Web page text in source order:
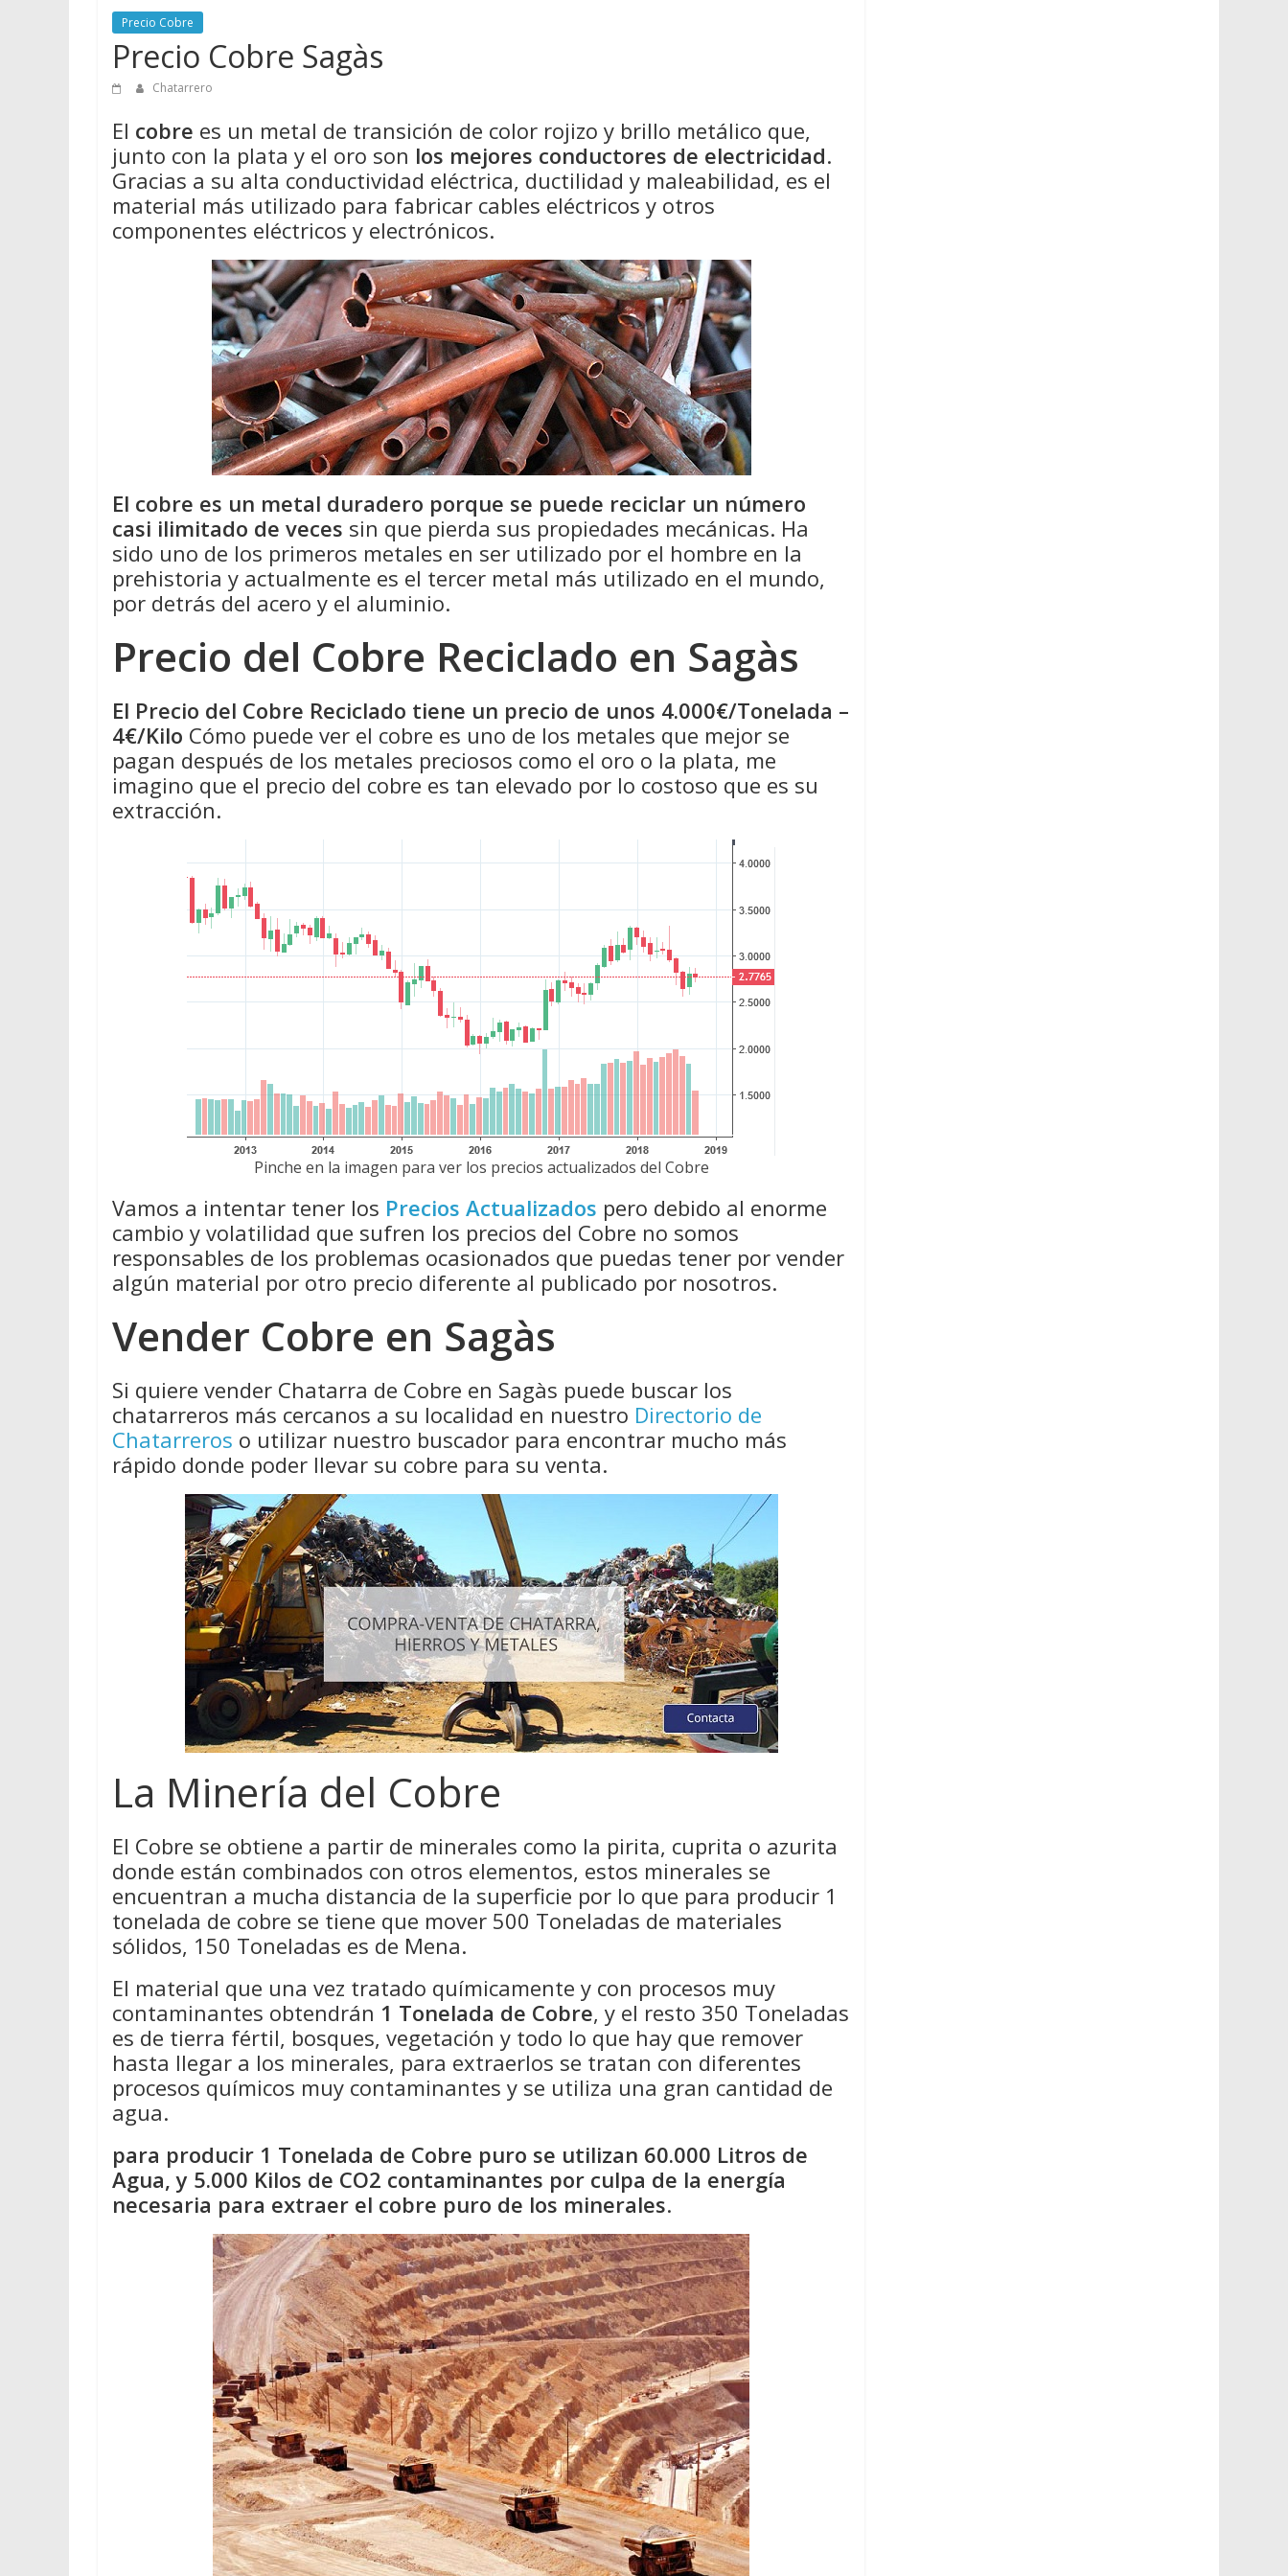
Precio Cobre
Precio Cobre Sagàs
Chatarrero
El cobre es un metal de transición de color rojizo y brillo metálico que,
junto con la plata y el oro son los mejores conductores de electricidad.
Gracias a su alta conductividad eléctrica, ductilidad y maleabilidad, es el
material más utilizado para fabricar cables eléctricos y otros
componentes eléctricos y electrónicos.
El cobre es un metal duradero porque se puede reciclar un número
casi ilimitado de veces sin que pierda sus propiedades mecánicas. Ha
sido uno de los primeros metales en ser utilizado por el hombre en la
prehistoria y actualmente es el tercer metal más utilizado en el mundo,
por detrás del acero y el aluminio.
Precio del Cobre Reciclado en Sagàs
El Precio del Cobre Reciclado tiene un precio de unos 4.000€/Tonelada –
4€/Kilo Cómo puede ver el cobre es uno de los metales que mejor se
pagan después de los metales preciosos como el oro o la plata, me
imagino que el precio del cobre es tan elevado por lo costoso que es su
extracción.
Pinche en la imagen para ver los precios actualizados del Cobre
Vamos a intentar tener los Precios Actualizados pero debido al enorme
cambio y volatilidad que sufren los precios del Cobre no somos
responsables de los problemas ocasionados que puedas tener por vender
algún material por otro precio diferente al publicado por nosotros.
Vender Cobre en Sagàs
Si quiere vender Chatarra de Cobre en Sagàs puede buscar los
chatarreros más cercanos a su localidad en nuestro Directorio de
Chatarreros o utilizar nuestro buscador para encontrar mucho más
rápido donde poder llevar su cobre para su venta.
La Minería del Cobre
El Cobre se obtiene a partir de minerales como la pirita, cuprita o azurita
donde están combinados con otros elementos, estos minerales se
encuentran a mucha distancia de la superficie por lo que para producir 1
tonelada de cobre se tiene que mover 500 Toneladas de materiales
sólidos, 150 Toneladas es de Mena.
El material que una vez tratado químicamente y con procesos muy
contaminantes obtendrán 1 Tonelada de Cobre, y el resto 350 Toneladas
es de tierra fértil, bosques, vegetación y todo lo que hay que remover
hasta llegar a los minerales, para extraerlos se tratan con diferentes
procesos químicos muy contaminantes y se utiliza una gran cantidad de
agua.
para producir 1 Tonelada de Cobre puro se utilizan 60.000 Litros de
Agua, y 5.000 Kilos de CO2 contaminantes por culpa de la energía
necesaria para extraer el cobre puro de los minerales.